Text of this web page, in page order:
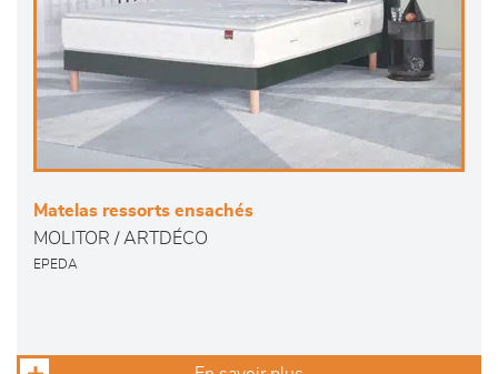
Matelas ressorts ensachés
MOLITOR / ARTDÉCO
EPEDA